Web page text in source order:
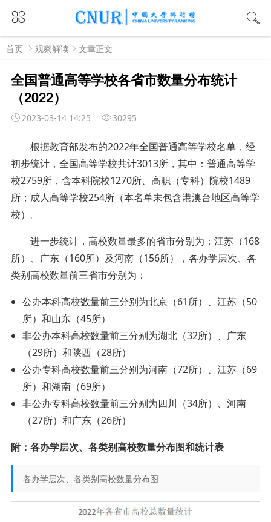
首页 观察解读 文章正文
全国普通高等学校各省市数量分布统计
（2022）
2023-03-14 14:25 30295
根据教育部发布的2022年全国普通高等学校名单，经
初步统计，全国高等学校共计3013所，其中：普通高等学
校2759所，含本科院校1270所、高职（专科）院校1489
所；成人高等学校254所（本名单未包含港澳台地区高等学
校）。
进一步统计，高校数量最多的省市分别为：江苏（168
所）、广东（160所）及河南（156所），各办学层次、各
类别高校数量前三省市分别为：
公办本科高校数量前三分别为北京（61所）、江苏（50
所）和山东（45所）
非公办本科高校数量前三分别为湖北（32所）、广东
（29所）和陕西（28所）
公办专科高校数量前三分别为河南（72所）、江苏（69
所）和湖南（69所）
非公办专科高校数量前三分别为四川（34所）、河南
（27所）和广东（26所）
附：各办学层次、各类别高校数量分布图和统计表
各办学层次、各类别高校数量分布图